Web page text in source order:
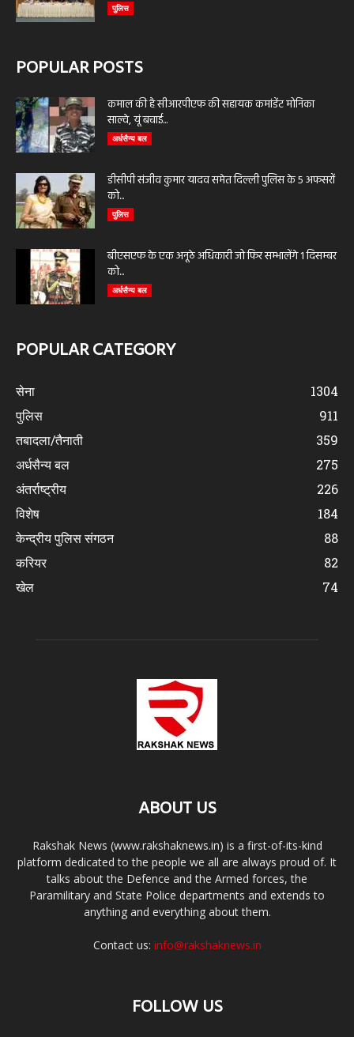
पुलिस
POPULAR POSTS
कमाल की है सीआरपीएफ की सहायक कमांडेंट मोनिका
साल्वे, यूं बचाई...
अर्धसैन्य बल
डीसीपी संजीव कुमार यादव समेत दिल्ली पुलिस के 5 अफसरों
को...
पुलिस
बीएसएफ के एक अनूठे अधिकारी जो फिर सम्भालेंगे 1 दिसम्बर
को...
अर्धसैन्य बल
POPULAR CATEGORY
सेना
1304
पुलिस
911
तबादला/तैनाती
359
अर्धसैन्य बल
275
अंतर्राष्ट्रीय
226
विशेष
184
केन्द्रीय पुलिस संगठन
88
करियर
82
खेल
74
ABOUT US
Rakshak News (www.rakshaknews.in) is a first-of-its-kind
platform dedicated to the people we all are always proud of. It
talks about the Defence and the Armed forces, the
Paramilitary and State Police departments and extends to
anything and everything about them.
Contact us: info@rakshaknews.in
FOLLOW US